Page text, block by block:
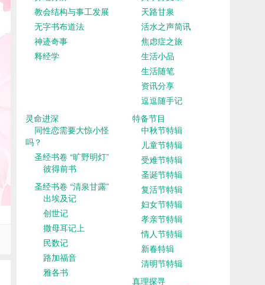
教会结构与事工发展
无字书布道法
神迹奇事
释经学
天路甘泉
活水之声简讯
焦虑症之旅
生活小品
生活随笔
资讯分享
逗逗随手记
灵命进深
同性恋需要大惊小怪
吗？
圣经书卷 “旷野明灯”
彼得前书
圣经书卷 “清泉甘露”
出埃及记
创世记
撒母耳记上
民数记
路加福音
雅各书
特备节目
中秋节特辑
儿童节特辑
受难节特辑
圣诞节特辑
复活节特辑
妇女节特辑
孝亲节特辑
情人节特辑
新春特辑
清明节特辑
真理探寻